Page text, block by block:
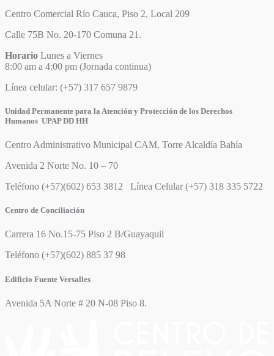
Centro Comercial Río Cauca, Piso 2, Local 209
Calle 75B No. 20-170 Comuna 21.
Horario Lunes a Viernes
8:00 am a 4:00 pm (Jornada continua)
Línea celular: (+57) 317 657 9879
Unidad Permanente para la Atención y Protección de los Derechos
Humanos UPAP DD HH
Centro Administrativo Municipal CAM, Torre Alcaldía Bahía
Avenida 2 Norte No. 10 – 70
Teléfono (+57)(602) 653 3812 Línea Celular (+57) 318 335 5722
Centro de Conciliación
Carrera 16 No.15-75 Piso 2 B/Guayaquil
Teléfono (+57)(602) 885 37 98
Edificio Fuente Versalles
Avenida 5A Norte # 20 N-08 Piso 8.